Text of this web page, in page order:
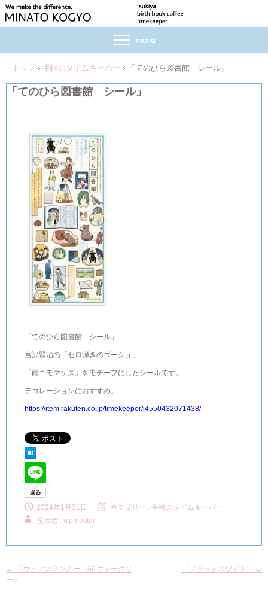
トップ › 手帳のタイムキーパー › 「てのひら図書館 シール」
「てのひら図書館 シール」
「てのひら図書館 シール」
宮沢賢治の「セロ弾きのゴーシュ」、
「雨ニモマケズ」をモチーフにしたシールです。
デコレーションにおすすめ。
https://item.rakuten.co.jp/timekeeper/j4550432071438/
2024年1月31日 カテゴリー : 手帳のタイムキーパー
投稿者 : wpmaster
←
「ウェブプランナー A6ウィークリ
ー」
「フラットホワイト」 →